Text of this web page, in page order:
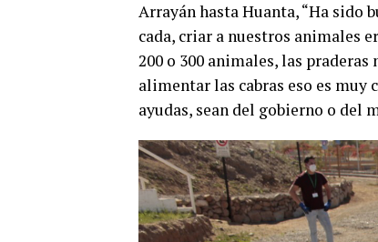
Arrayán hasta Huanta, “Ha sido
cada, criar a nuestros animales
200 o 300 animales, las
alimentar las cabras eso es muy
ayudas, sean del gobierno o del